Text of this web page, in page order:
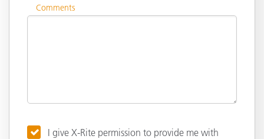
Comments
I give X-Rite permission to provide me with